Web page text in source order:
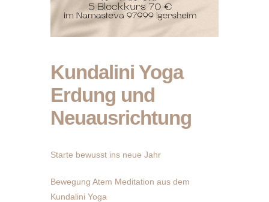
Kundalini Yoga
Erdung und
Neuausrichtung
Starte bewusst ins neue Jahr
Bewegung Atem Meditation aus dem
Kundalini Yoga